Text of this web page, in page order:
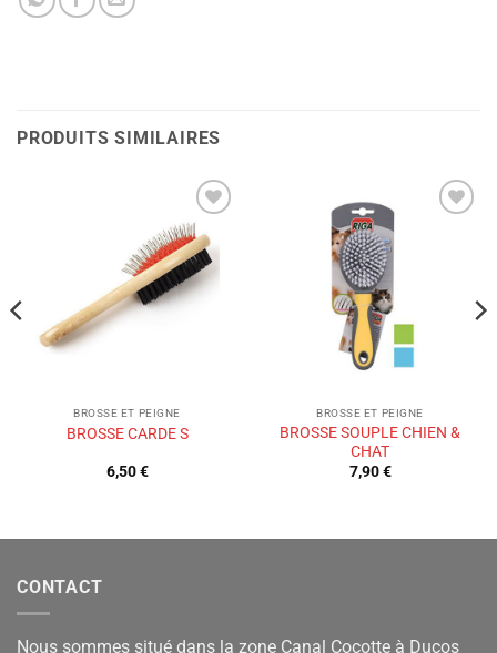
PRODUITS SIMILAIRES
Ajouter
à la liste
de
souhaits
BROSSE ET PEIGNE
BROSSE CARDE S
6,50€
BROSSE ET PEIGNE
BROSSE SOUPLE CHIEN &
CHAT
7,90€
CONTACT
Nous sommes situé dans la zone Canal Cocotte à Ducos